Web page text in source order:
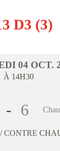
D3 (3)
04 OCT.
À 14H30
- 6
/ CONTRE